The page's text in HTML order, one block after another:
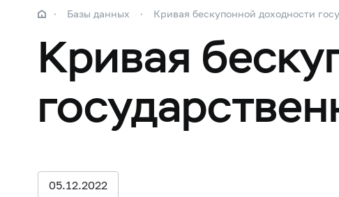
Базы данных Кривая бескупонной доходности
Кривая
05.12.2022